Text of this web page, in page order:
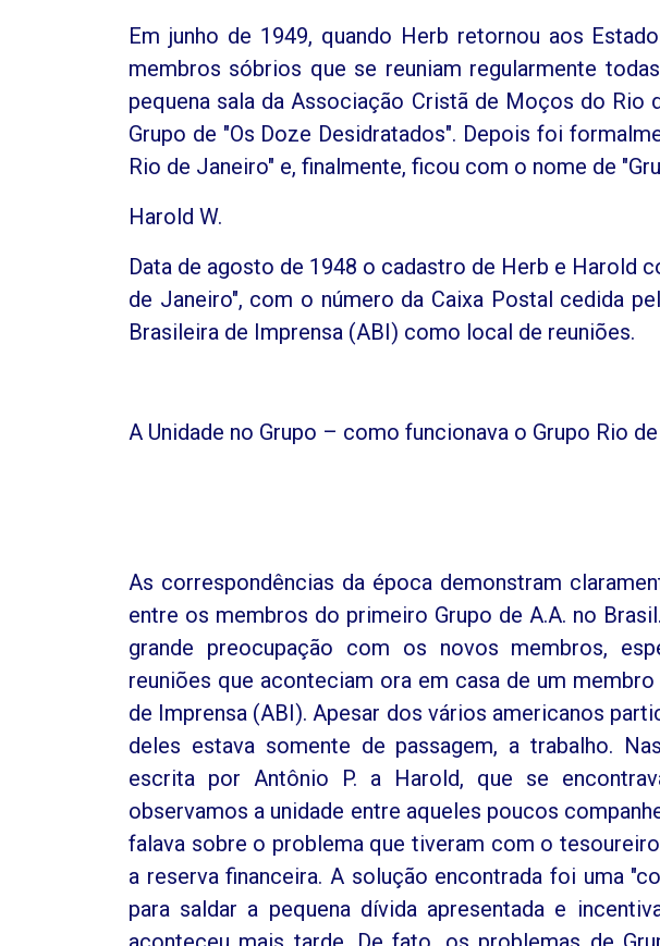
Em junho de 1949, quando Herb retornou aos
membros sóbrios que se reuniam regularmente
pequena sala da Associação Cristã de Moços do Rio
Grupo de "Os Doze Desidratados". Depois foi
Rio de Janeiro" e, finalmente, ficou com o nome de
Harold W.
Data de agosto de 1948 o cadastro de Herb e Harold
de Janeiro", com o número da Caixa Postal cedida
Brasileira de Imprensa (ABI) como local de reuniões.
A Unidade no Grupo – como funcionava o Grupo Rio
As correspondências da época demonstram
entre os membros do primeiro Grupo de A.A. no
grande preocupação com os novos membros,
reuniões que aconteciam ora em casa de um
de Imprensa (ABI). Apesar dos vários americanos
deles estava somente de passagem, a trabalho.
escrita por Antônio P. a Harold, que se
observamos a unidade entre aqueles poucos
falava sobre o problema que tiveram com o
a reserva financeira. A solução encontrada foi uma
para saldar a pequena dívida apresentada e